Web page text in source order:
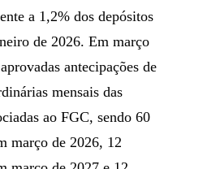
a 1,2% dos depósitos
de 2026. Em março
antecipações de
mensais das
ao FGC, sendo 60
março de 2026, 12